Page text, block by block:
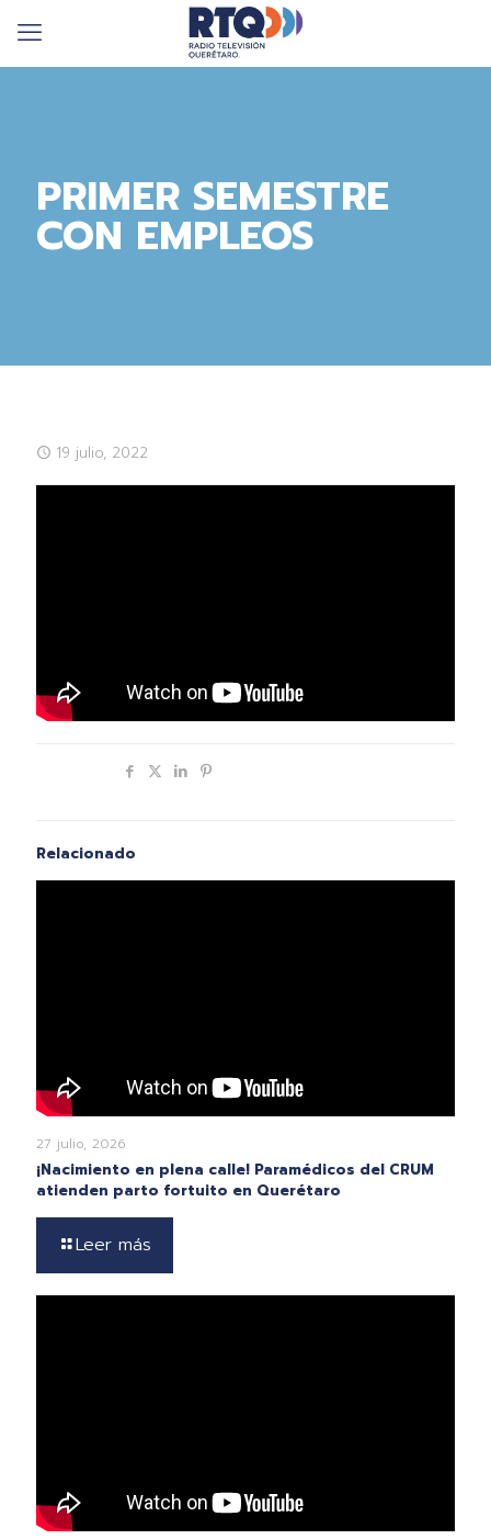
PRIMER SEMESTRE
CON EMPLEOS
19 julio, 2022
Relacionado
27 julio, 2026
¡Nacimiento en plena calle! Paramédicos del CRUM
atienden parto fortuito en Querétaro
Leer más